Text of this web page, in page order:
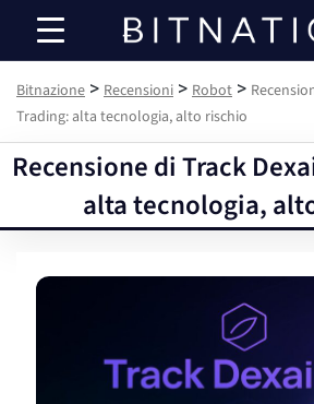
Bitnazione
Bitnazione > Recensioni > Robot >
Trading: alta tecnologia, alto rischio
Recensione di Track
alta tecnologia,